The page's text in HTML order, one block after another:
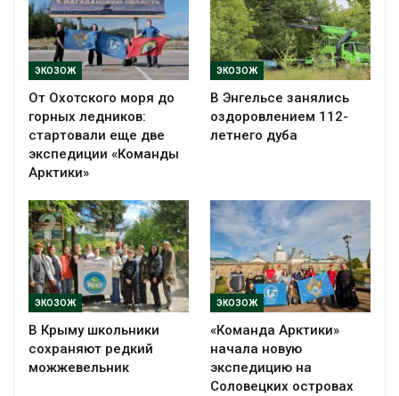
ЭКОЗОЖ
От Охотского моря до
горных ледников:
стартовали еще две
экспедиции «Команды
Арктики»
ЭКОЗОЖ
В Энгельсе занялись
оздоровлением 112-
летнего дуба
ЭКОЗОЖ
В Крыму школьники
сохраняют редкий
можжевельник
ЭКОЗОЖ
«Команда Арктики»
начала новую
экспедицию на
Соловецких островах